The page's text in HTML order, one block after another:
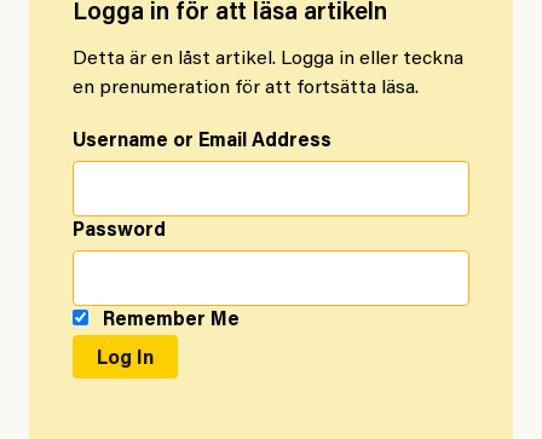
Logga in för att läsa artikeln
Detta är en låst artikel. Logga in eller teckna
en prenumeration för att fortsätta läsa.
Username or Email Address
Password
Remember Me